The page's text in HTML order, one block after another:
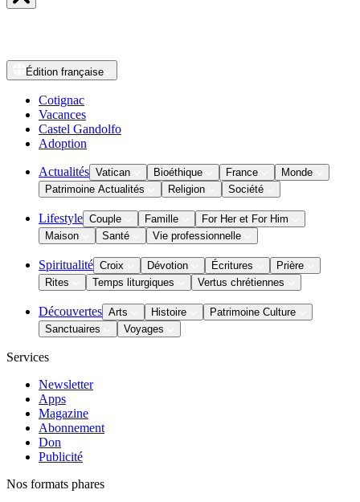
Édition française
Cotignac
Vacances
Castel Gandolfo
Adoption
Actualités Vatican Bioéthique France
Monde
Patrimoine Actualités
Religion Société
Lifestyle Couple Famille
For Her et For Him
Maison
Santé Vie professionnelle
Spiritualité Croix Dévotion Écritures
Prière
Rites
Temps liturgiques Vertus chrétiennes
Découvertes Arts Histoire
Patrimoine Culture
Sanctuaires
Voyages
Services
Newsletter
Apps
Magazine
Abonnement
Don
Publicité
Nos formats phares